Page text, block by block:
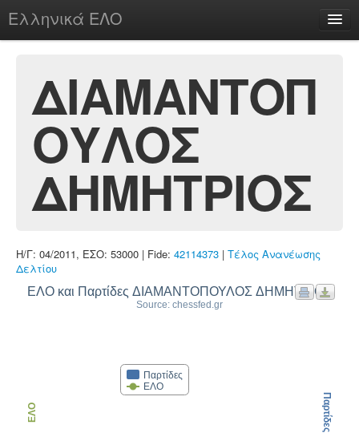
Ελληνικά ΕΛΟ
chesstu.be @ discord
Login
ΔΙΑΜΑΝΤΟΠ
ΟΥΛΟΣ
ΔΗΜΗΤΡΙΟΣ
Η/Γ: 04/2011, ΕΣΟ: 53000 | Fide: 42114373 | Τέλος Ανανέωσης
Δελτίου
ΕΛΟ και Παρτίδες ΔΙΑΜΑΝΤΟΠΟΥΛΟΣ ΔΗΜΗΤΡΙΟΣ
Source: chessfed.gr
Παρτίδες
ΕΛΟ
ΕΛΟ Παρτίδες